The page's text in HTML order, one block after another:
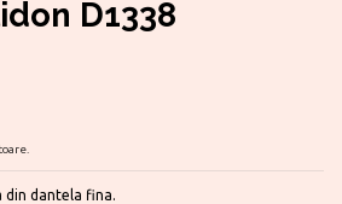
D1338
din dantela fina.